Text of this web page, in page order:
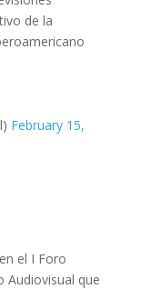
de la
February 15,
el I Foro
Audiovisual que